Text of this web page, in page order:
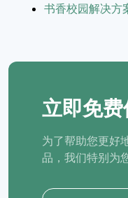
书香校园解决方
立即免费
为了帮助您更好
品，我们特别为